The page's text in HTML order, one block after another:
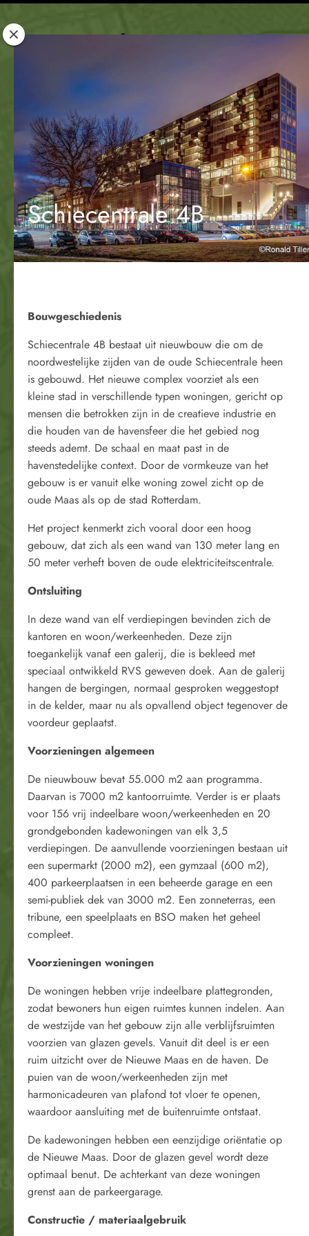
Rotterdam
Woont
Schiecentrale 4B
Bouwgeschiedenis
Schiecentrale 4B bestaat uit nieuwbouw die om de
noordwestelijke zijden van de oude Schiecentrale heen
is gebouwd. Het nieuwe complex voorziet als een
kleine stad in verschillende typen woningen, gericht op
mensen die betrokken zijn in de creatieve industrie en
die houden van de havensfeer die het gebied nog
steeds ademt. De schaal en maat past in de
havenstedelijke context. Door de vormkeuze van het
gebouw is er vanuit elke woning zowel zicht op de
oude Maas als op de stad Rotterdam.
Het project kenmerkt zich vooral door een hoog
gebouw, dat zich als een wand van 130 meter lang en
50 meter verheft boven de oude elektriciteitscentrale.
Ontsluiting
In deze wand van elf verdiepingen bevinden zich de
kantoren en woon/werkeenheden. Deze zijn
toegankelijk vanaf een galerij, die is bekleed met
speciaal ontwikkeld RVS geweven doek. Aan de galerij
hangen de bergingen, normaal gesproken weggestopt
in de kelder, maar nu als opvallend object tegenover de
voordeur geplaatst.
Voorzieningen algemeen
De nieuwbouw bevat 55.000 m2 aan programma.
Daarvan is 7000 m2 kantoorruimte. Verder is er plaats
voor 156 vrij indeelbare woon/werkeenheden en 20
grondgebonden kadewoningen van elk 3,5
verdiepingen. De aanvullende voorzieningen bestaan uit
een supermarkt (2000 m2), een gymzaal (600 m2),
400 parkeerplaatsen in een beheerde garage en een
semi-publiek dek van 3000 m2. Een zonneterras, een
tribune, een speelplaats en BSO maken het geheel
compleet.
Voorzieningen woningen
De woningen hebben vrije indeelbare plattegronden,
zodat bewoners hun eigen ruimtes kunnen indelen. Aan
de westzijde van het gebouw zijn alle verblijfsruimten
voorzien van glazen gevels. Vanuit dit deel is er een
ruim uitzicht over de Nieuwe Maas en de haven. De
puien van de woon/werkeenheden zijn met
harmonicadeuren van plafond tot vloer te openen,
waardoor aansluiting met de buitenruimte ontstaat.
De kadewoningen hebben een eenzijdige oriëntatie op
de Nieuwe Maas. Door de glazen gevel wordt deze
optimaal benut. De achterkant van deze woningen
grenst aan de parkeergarage.
Constructie / materiaalgebruik